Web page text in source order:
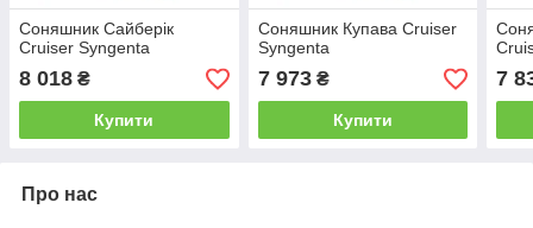
Соняшник Сайберік
Cruiser Syngenta
8 018 ₴
Купити
Соняшник Купава Cruiser
Syngenta
7 973₴
Купити
7
Про нас